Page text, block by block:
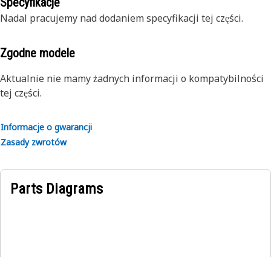
Nadal pracujemy nad dodaniem specyfikacji tej części.
Zgodne modele
Aktualnie nie mamy żadnych informacji o kompatybilności
tej części.
Informacje o gwarancji
Zasady zwrotów
Parts Diagrams